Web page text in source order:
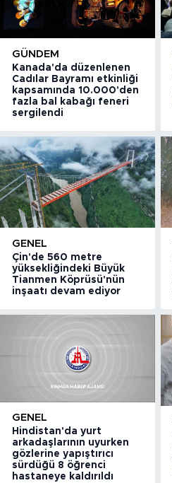
GÜNDEM
Kanada'da düzenlenen
Cadılar Bayramı etkinliği
kapsamında 10.000'den
fazla bal kabağı feneri
sergilendi
GENEL
Çin'de 560 metre
yüksekliğindeki Büyük
Tianmen Köprüsü'nün
inşaatı devam ediyor
GENEL
Hindistan'da yurt
arkadaşlarının uyurken
gözlerine yapıştırıcı
sürdüğü 8 öğrenci
hastaneye kaldırıldı